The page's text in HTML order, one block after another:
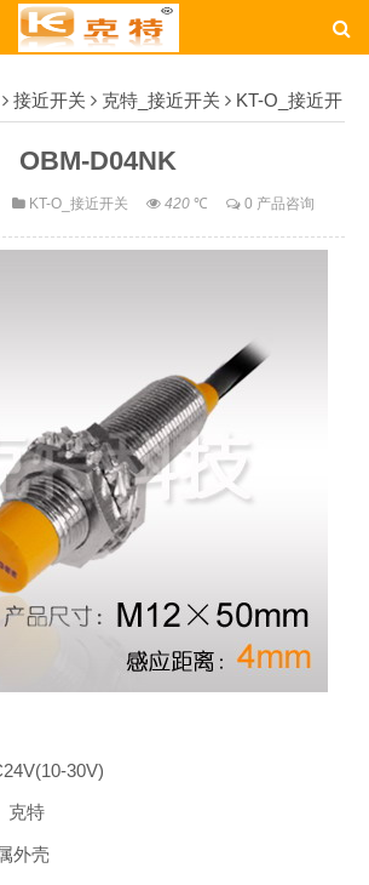
接近开关 克特_接近开关 KT-O_接近开
OBM-D04NK
KT-O_接近开关 420℃ 0 产品咨询
30V)
特
外壳